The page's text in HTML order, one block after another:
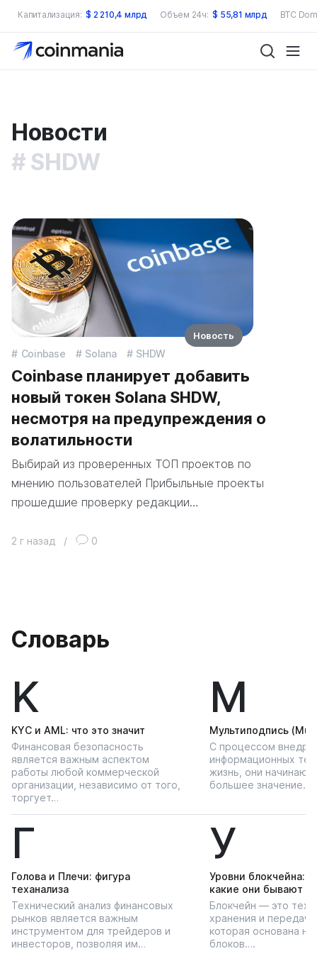
Капитализация: $ 2 210,4 млрд Объем 24ч: $ 55,81 млрд BTC
Новости
SHDW
Coinbase Solana SHDW
Coinbase планирует добавить
новый токен Solana SHDW,
несмотря на предупреждения о
волатильности
Выбирай из проверенных ТОП проектов по
мнению пользователей Прибыльные проекты
прошедшие проверку редакции…
2 г назад / 0
Новость
Словарь
K
KYС и AML: что это значит
Финансовая безопасность
является важным аспектом
работы любой коммерческой
организации, независимо от того,
торгует…
М
Мультиподпись
С процессом
информационных
жизнь, они начинают
большее значение…
Г
Голова и Плечи: фигура
теханализа
Технический анализ финансовых
рынков является важным
инструментом для трейдеров и
инвесторов, позволяя им…
У
Уровни блокчейна:
какие они бывают
Блокчейн — это
хранения и
которая основана
блоков….